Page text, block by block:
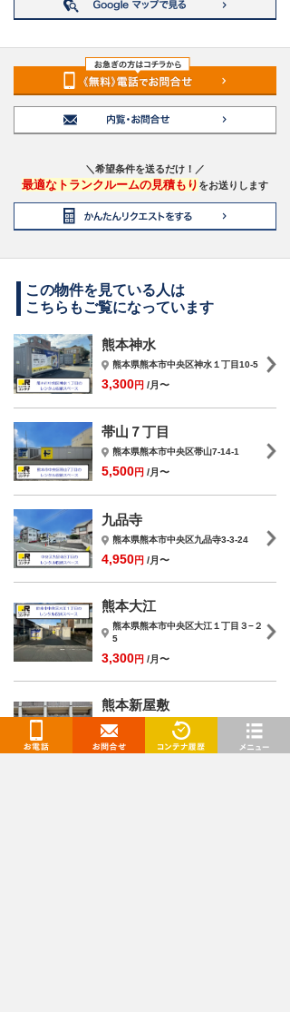
＼希望条件を送るだけ！／
最適なトランクルームの見積もり をお送りします
この物件を見ている人は
こちらもご覧になっています
熊本神水
熊本県熊本市中央区神水１丁目10-5
3,300円 /月〜
帯山７丁目
熊本県熊本市中央区帯山7-14-1
5,500円 /月〜
九品寺
熊本県熊本市中央区九品寺3-3-24
4,950円 /月〜
熊本大江
熊本県熊本市中央区大江１丁目３−２
5
3,300円 /月〜
熊本新屋敷
熊本県熊本市中央区新屋敷1丁目9-
30 ﾊｲﾘｯﾋ新屋敷
4,400